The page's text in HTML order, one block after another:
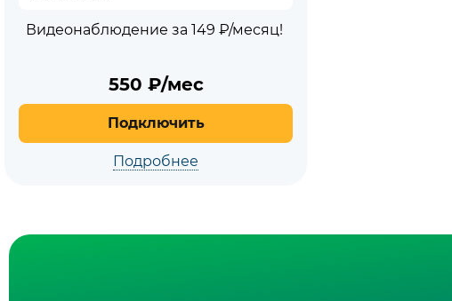
Видеонаблюдение за 149 ₽/месяц!
550 ₽/мес
Подключить
Подробнее